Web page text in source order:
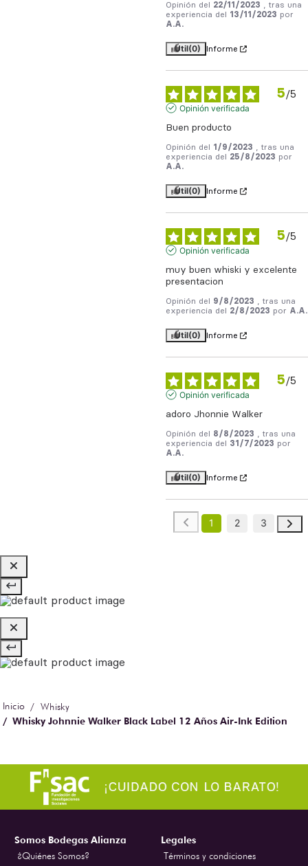
Opinión del 22/11/2023
, tras una
experiencia del
13/11/2023 por
A.A.
Útil(0) Informe
5/5
Opinión verificada
Buen producto
Opinión del 1/9/2023
, tras una
experiencia del
25/8/2023 por
A.A.
Útil(0) Informe
5/5
Opinión verificada
muy buen whiski y excelente
presentacion
Opinión del 9/8/2023
, tras una
experiencia del
2/8/2023 por A.A.
Útil(0) Informe
5/5
Opinión verificada
adoro Jhonnie Walker
Opinión del 8/8/2023
, tras una
experiencia del
31/7/2023 por
A.A.
Útil(0) Informe
1 2 3
Whisky
Whisky Johnnie Walker Black Label 12 Años Air-Ink Edition
Somos Bodegas Alianza
¿Quiénes Somos?
Legales
Términos y condiciones